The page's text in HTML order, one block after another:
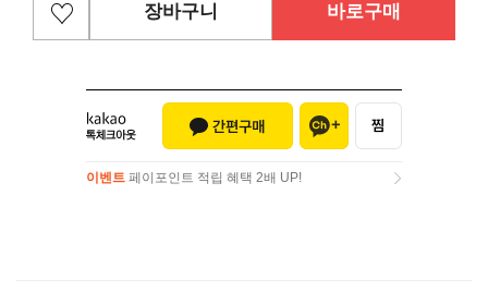
장바구니 바로구매
이벤트 페이포인트 적립 혜택 2배 UP!